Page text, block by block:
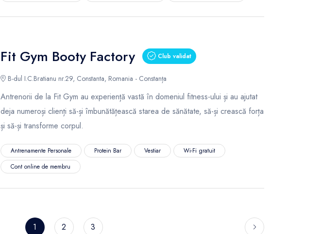
Fit Gym Booty Factory Club validat
B-dul I.C.Bratianu nr.29, Constanta, Romania - Constanța
Antrenorii de la Fit Gym au experiență vastă în domeniul fitness-ului și au ajutat
deja numeroși clienți să-și îmbunătățească starea de sănătate, să-și crească forța
și să-și transforme corpul.
Antrenamente Personale Protein Bar Vestiar
Wi-Fi gratuit
Cont online de membru
1 2 3